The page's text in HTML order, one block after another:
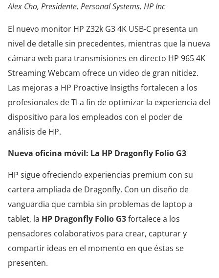
Alex Cho, Presidente, Personal Systems, HP Inc
El nuevo monitor HP Z32k G3 4K USB-C presenta un
nivel de detalle sin precedentes, mientras que la nueva
cámara web para transmisiones en directo HP 965 4K
Streaming Webcam ofrece un video de gran nitidez.
Las mejoras a HP Proactive Insigths fortalecen a los
profesionales de TI a fin de optimizar la experiencia del
dispositivo para los empleados con el poder de
análisis de HP.
Nueva oficina móvil: La HP Dragonfly Folio G3
HP sigue ofreciendo experiencias premium con su
cartera ampliada de Dragonfly. Con un diseño de
vanguardia que cambia sin problemas de laptop a
tablet, la HP Dragonfly Folio G3fortalece a los
pensadores colaborativos para crear, capturar y
compartir ideas en el momento en que éstas se
presenten.